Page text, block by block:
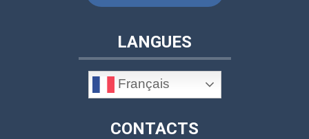
LANGUES
Français
CONTACTS